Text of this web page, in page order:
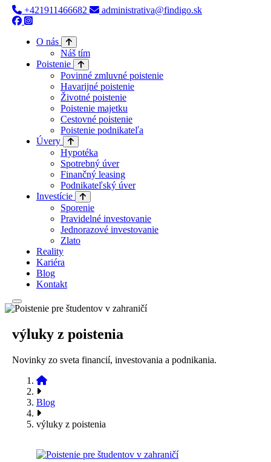
+421911466682 administrativa@findigo.sk
O nás
Náš tím
Poistenie
Povinné zmluvné poistenie
Havarijné poistenie
Životné poistenie
Poistenie majetku
Cestovné poistenie
Poistenie podnikateľa
Úvery
Hypotéka
Spotrebný úver
Finančný leasing
Podnikateľský úver
Investície
Sporenie
Pravidelné investovanie
Jednorazové investovanie
Zlato
Reality
Kariéra
Blog
Kontakt
výluky z poistenia
Novinky zo sveta financií, investovania a podnikania.
Blog
výluky z poistenia